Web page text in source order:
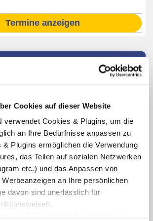
Cookies auf dieser Website
verwendet Cookies & Plugins, um die
an Ihre Bedürfnisse anpassen zu
& Plugins ermöglichen die Verwendung
das Teilen auf sozialen Netzwerken
etc.) und das Anpassen von
an Ihre persönlichen
davon sind unerlässlich für
Termine anzeigen
mit Frühstücksbuffet, abends
hoteleigenen Sauna und des Tepidariums
lt. Aushang vor Ort oder
für die Dauer des Aufenthaltes im
– 31.10.27, Leistungen teilweise
Card (gültig für die Dauer des
teilweise saisonabhängig)